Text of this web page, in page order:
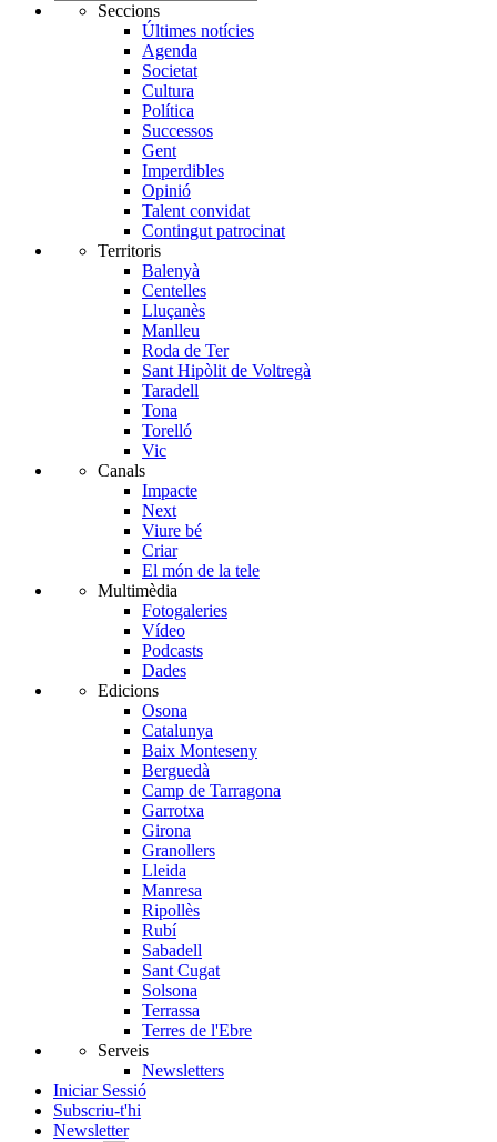
Seccions
Últimes notícies
Agenda
Societat
Cultura
Política
Successos
Gent
Imperdibles
Opinió
Talent convidat
Contingut patrocinat
Territoris
Balenyà
Centelles
Lluçanès
Manlleu
Roda de Ter
Sant Hipòlit de Voltregà
Taradell
Tona
Torelló
Vic
Canals
Impacte
Next
Viure bé
Criar
El món de la tele
Multimèdia
Fotogaleries
Vídeo
Podcasts
Dades
Edicions
Osona
Catalunya
Baix Monteseny
Berguedà
Camp de Tarragona
Garrotxa
Girona
Granollers
Lleida
Manresa
Ripollès
Rubí
Sabadell
Sant Cugat
Solsona
Terrassa
Terres de l'Ebre
Serveis
Newsletters
Iniciar Sessió
Subscriu-t'hi
Newsletter